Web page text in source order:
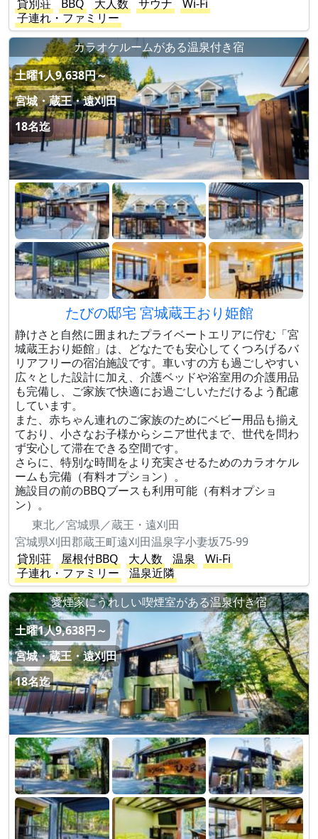
貸別荘 BBQ 大人数 サウナ
Wi-Fi
子連れ・ファミリー
カラオケルームがある温泉付き宿
土曜1人9,638円～
宮城・蔵王・遠刈田
18名迄
たびの邸宅 宮城蔵王おり姫館
静けさと自然に囲まれたプライベートエリアに佇む「宮
城蔵王おり姫館」は、どなたでも安心してくつろげるバ
リアフリーの宿泊施設です。車いすの方も過ごしやすい
広々とした設計に加え、介護ベッドや浴室用の介護用品
も完備し、ご家族で快適にお過ごしいただけるよう配慮
しています。
また、赤ちゃん連れのご家族のためにベビー用品も揃え
ており、小さなお子様からシニア世代まで、世代を問わ
ず安心して滞在できる空間です。
さらに、特別な時間をより充実させるためのカラオケル
ームも完備（有料オプション）。
施設目の前のBBQブースも利用可能（有料オプショ
ン）。
東北／宮城県／蔵王・遠刈田
宮城県刈田郡蔵王町遠刈田温泉字小妻坂75-99
貸別荘
屋根付BBQ 大人数 温泉
Wi-Fi
子連れ・ファミリー
温泉近隣
愛煙家にうれしい喫煙室がある温泉付き宿
土曜1人9,638円～
宮城・蔵王・遠刈田
18名迄